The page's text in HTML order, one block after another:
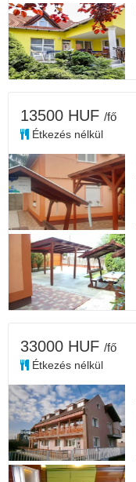
13500 HUF /fő
Étkezés nélkül
33000 HUF /fő
Étkezés nélkül